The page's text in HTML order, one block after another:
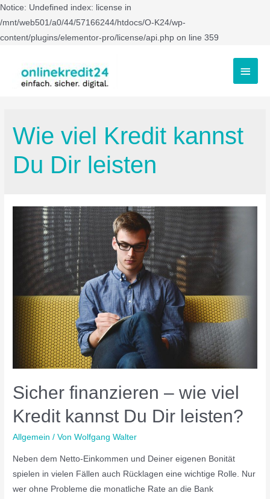
Notice: Undefined index: license in
/mnt/web501/a0/44/57166244/htdocs/O-K24/wp-
content/plugins/elementor-pro/license/api.php on line 359
Wie viel Kredit kannst
Du Dir leisten
Sicher finanzieren – wie viel
Kredit kannst Du Dir leisten?
Allgemein / VonWolfgang Walter
Neben dem Netto-Einkommen und Deiner eigenen Bonität
spielen in vielen Fällen auch Rücklagen eine wichtige Rolle. Nur
wer ohne Probleme die monatliche Rate an die Bank